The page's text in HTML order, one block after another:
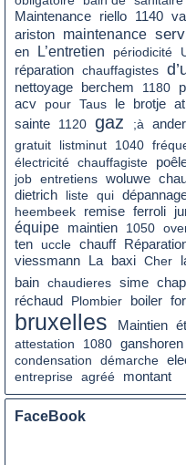
Maintenance
riello 1140
ariston
maintenance
en
L’entretien périodicité
réparation chauffagistes
nettoyage berchem 1180
acv
pour Taus le brotje
sainte
1120 gaz ;à
gratuit
listminut 1040
électricité chauffagiste
job entretiens woluwe
dietrich liste qui
heembeek
remise ferroli
équipe maintien 1050
ten
uccle chauff
viessmann
La baxi Cher
bain chaudieres sime
réchaud
Plombier boiler
bruxelles Maintien
attestation 1080 ganshoren
condensation démarche
entreprise agréé montant
FaceBook